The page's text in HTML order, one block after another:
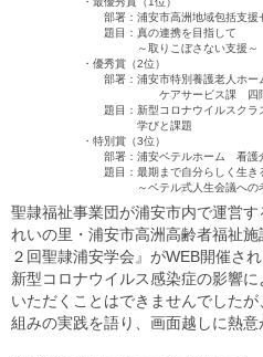
部署：浦安市高洲地域包括支援
題目：真の連携を目指して
～取りこぼさない支援～
・優秀賞（2位）
部署：浦安市特別養護老人ホー
ケアサービス課 四階・
題目：新型コロナウイルスクラ
学びと課題
・特別賞（3位）
部署：浦安ベテルホーム 看護
題目：最期まで自分らしく生き
～ベテル式人生会議への考
聖隷福祉事業団が浦安市内で運営
れいの里・浦安市高洲高齢者福祉
２回聖隷浦安学会』がWEB開催され
新型コロナウイルス感染症の影響
いただくことはできませんでした
組みの実践を語り、画面越しに熱意